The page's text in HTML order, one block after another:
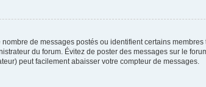
de messages postés ou identifient certains
du forum. Évitez de poster des messages sur le
peut facilement abaisser votre compteur de messages.